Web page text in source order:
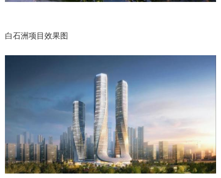
白石洲项目效果图